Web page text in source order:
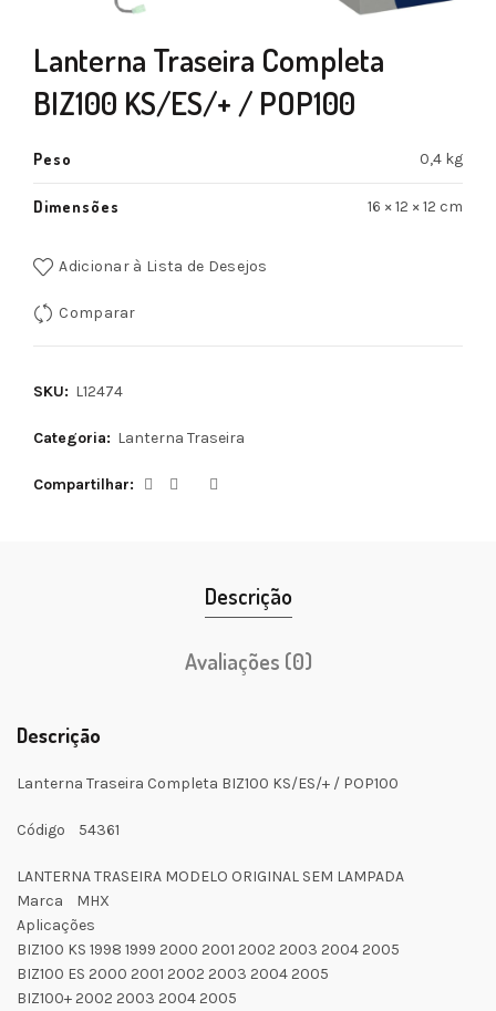
Lanterna Traseira Completa
BIZ100 KS/ES/+ / POP100
Peso 0,4 kg
Dimensões 16 × 12 × 12 cm
Adicionar à Lista de Desejos
Comparar
SKU: L12474
Categoria: Lanterna Traseira
Compartilhar
Descrição
Avaliações (0)
Descrição
Lanterna Traseira Completa BIZ100 KS/ES/+ / POP100
Código 54361
LANTERNA TRASEIRA MODELO ORIGINAL SEM LAMPADA
Marca MHX
Aplicações
BIZ100 KS 1998 1999 2000 2001 2002 2003 2004 2005
BIZ100 ES 2000 2001 2002 2003 2004 2005
BIZ100+ 2002 2003 2004 2005